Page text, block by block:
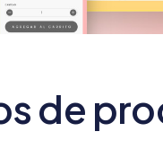
de